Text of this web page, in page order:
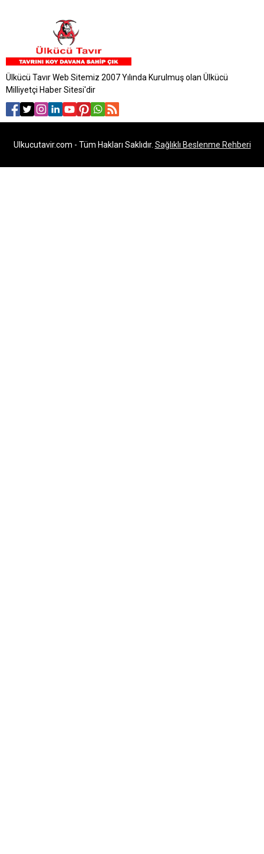
Ülkücü Tavır Web Sitemiz 2007 Yılında Kurulmuş olan Ülkücü
Milliyetçi Haber Sitesi'dir
Ulkucutavir.com - Tüm Hakları Saklıdır. Sağlıklı Beslenme Rehberi